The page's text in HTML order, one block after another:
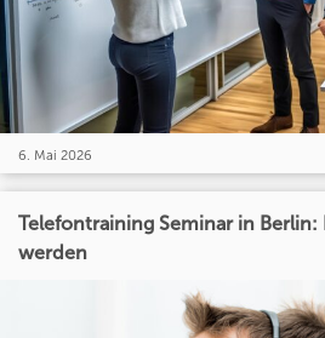
6. Mai 2026
Telefontraining Seminar in Berlin:
werden